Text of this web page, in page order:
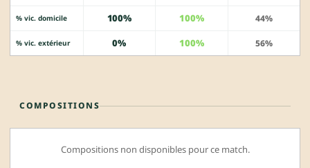
% vic. domicile 100% 100% 44%
% vic. extérieur 0% 100% 56%
COMPOSITIONS
Compositions non disponibles pour ce match.